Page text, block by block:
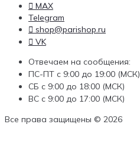
MAX
Telegram
shop@parishop.ru
VK
Отвечаем на сообщения:
ПС-ПТ с 9:00 до 19:00 (МСК)
СБ с 9:00 до 18:00 (МСК)
ВС с 9:00 до 17:00 (МСК)
Все права защищены © 2026